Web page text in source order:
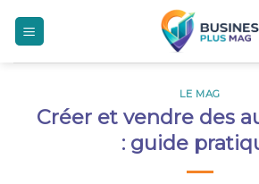
LE MAG
Créer et vendre des
: guide